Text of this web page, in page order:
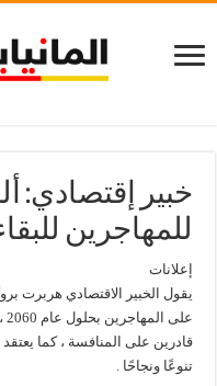
خبير إقتصادي:
للمهاجرين
إعلانات
قادرين على المنافسة ، كما
تنوعًا ونجاحًا .